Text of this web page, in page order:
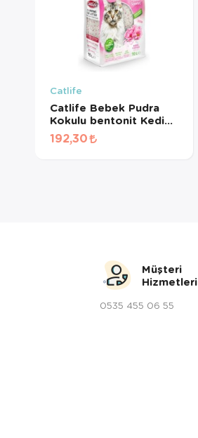
Catlife
Catlife Bebek Pudra
Kokulu bentonit Kedi
Kumu 10 Lt
192,30
Müşteri
Hizmetleri
0535 455 06 55